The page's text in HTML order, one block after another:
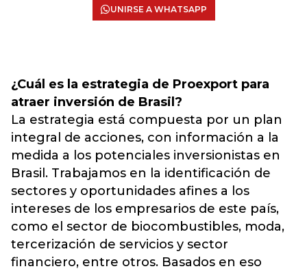
UNIRSE A WHATSAPP
¿Cuál es la estrategia de Proexport para
atraer inversión de Brasil?
La estrategia está compuesta por un plan
integral de acciones, con información a la
medida a los potenciales inversionistas en
Brasil. Trabajamos en la identificación de
sectores y oportunidades afines a los
intereses de los empresarios de este país,
como el sector de biocombustibles, moda,
tercerización de servicios y sector
financiero, entre otros. Basados en eso